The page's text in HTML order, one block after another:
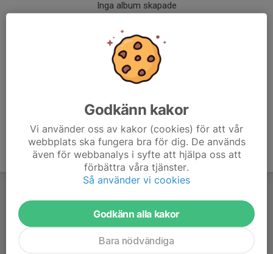
Inga album skapade
Godkänn kakor
Vi använder oss av kakor (cookies) för att vår
webbplats ska fungera bra för dig. De används
även för webbanalys i syfte att hjälpa oss att
förbättra våra tjänster.
Så använder vi cookies
Godkänn alla kakor
Bara nödvändiga